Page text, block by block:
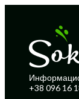
+38 096 16